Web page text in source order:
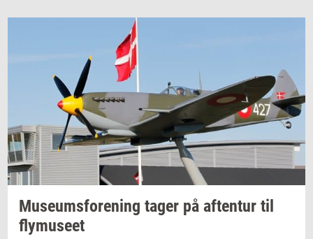
Mu­se­ums­for­e­ning tager på af­ten­tur til
fly­mu­se­et